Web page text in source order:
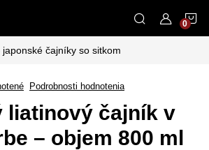
čajníky so sitkom
Podrobnosti hodnotenia
liatinový čajník v
– objem 800 ml